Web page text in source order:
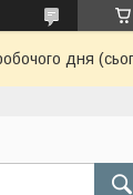
дня